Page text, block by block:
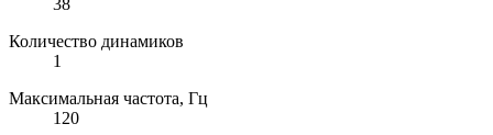
38
Количество динамиков
1
Максимальная частота, Гц
120